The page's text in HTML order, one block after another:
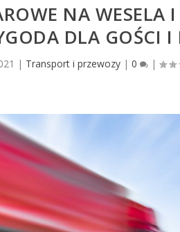
NA WESELA
DLA GOŚCI I
| Transport i przewozy |0 |